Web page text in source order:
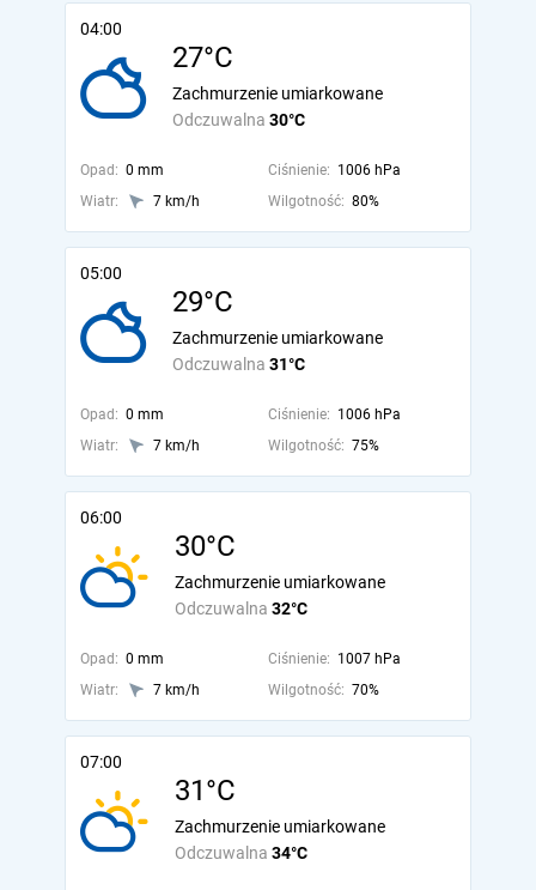
04:00
27°C
Odczuwalna 30°C
Zachmurzenie umiarkowane
Opad: 0 mm Ciśnienie: 1006 hPa
Wiatr:
7 km/h Wilgotność: 80%
05:00
29°C
Odczuwalna 31°C
Zachmurzenie umiarkowane
Opad: 0 mm Ciśnienie: 1006 hPa
Wiatr:
7 km/h Wilgotność: 75%
06:00
30°C
Odczuwalna 32°C
Zachmurzenie umiarkowane
Opad: 0 mm Ciśnienie: 1007 hPa
Wiatr:
7 km/h Wilgotność: 70%
07:00
31°C
Odczuwalna 34°C
Zachmurzenie umiarkowane